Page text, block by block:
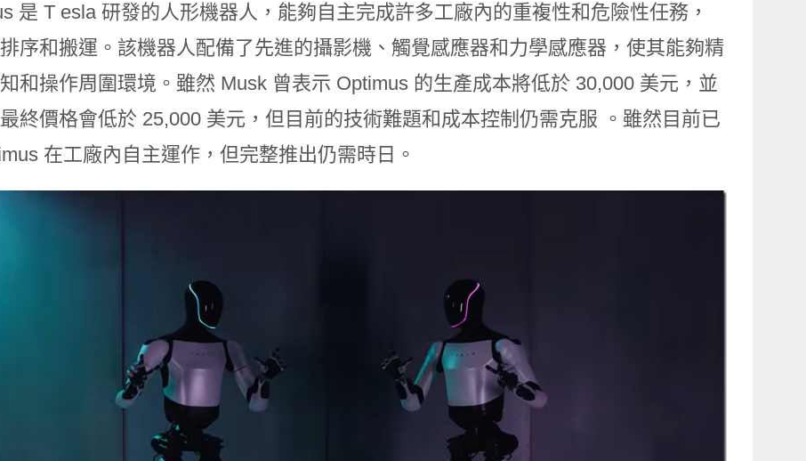
是 T esla 研發的人形機器人，能夠自主完成許多工廠內的重複性和危險性任務，
序和搬運。該機器人配備了先進的攝影機、觸覺感應器和力學感應器，使其能夠精
和操作周圍環境​​。雖然 Musk 曾表示 Optimus 的生產成本將低於 30,000 美元，並
終價格會低於 25,000 美元，但目前的技術難題和成本控制仍需克服​ 。雖然目前已
在工廠內自主運作，但完整推出仍需時日。